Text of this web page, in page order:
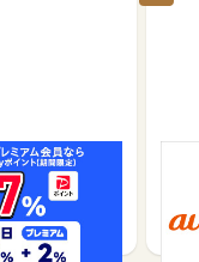
ョッピング